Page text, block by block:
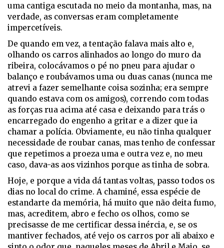
uma cantiga escutada no meio da montanha, mas, na
verdade, as conversas eram completamente
impercetíveis.
De quando em vez, a tentação falava mais alto e,
olhando os carros alinhados ao longo do muro da
ribeira, colocávamos o pé no pneu para ajudar o
balanço e roubávamos uma ou duas canas (nunca me
atrevi a fazer semelhante coisa sozinha; era sempre
quando estava com os amigos), correndo com todas
as forças rua acima até casa e deixando para trás o
encarregado do engenho a gritar e a dizer que ia
chamar a polícia. Obviamente, eu não tinha qualquer
necessidade de roubar canas, mas tenho de confessar
que repetimos a proeza uma e outra vez e, no meu
caso, dava-as aos vizinhos porque as tinha de sobra.
Hoje, e porque a vida dá tantas voltas, passo todos os
dias no local do crime. A chaminé, essa espécie de
estandarte da memória, há muito que não deita fumo,
mas, acreditem, abro e fecho os olhos, como se
precisasse de me certificar dessa inércia, e, se os
mantiver fechados, até vejo os carros por ali abaixo e